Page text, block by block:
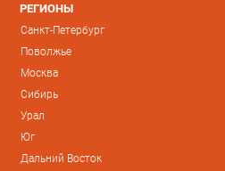
РЕГИОНЫ
Санкт-Петербург
Поволжье
Москва
Сибирь
Урал
Юг
Дальний Восток